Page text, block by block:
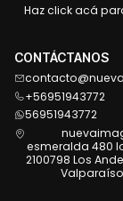
Haz click acá
CONTÁCTANOS
+56951943772
56951943772
esmeralda 480
2100798 Los